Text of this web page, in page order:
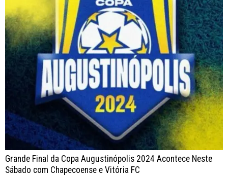
Grande Final da Copa Augustinópolis 2024 Acontece Neste
Sábado com Chapecoense e Vitória FC